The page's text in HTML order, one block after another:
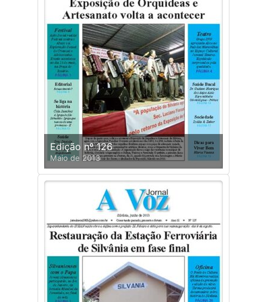
Edição nº 126
Maio de 2013